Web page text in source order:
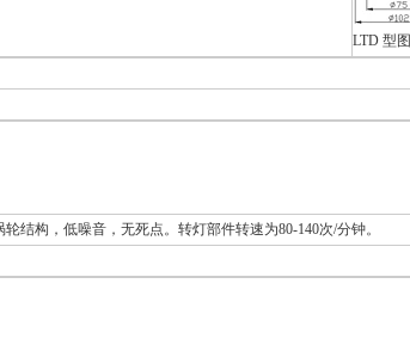
LTD 型图
结构，低噪音，无死点。转灯部件转速为80-140次/分钟。